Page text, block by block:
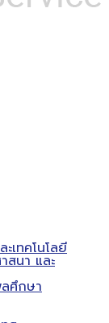
เทคโนโลยี
สนา และ
ลศึกษา